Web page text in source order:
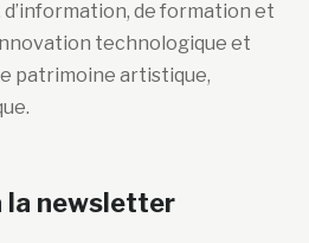
de formation et
technologique et
patrimoine artistique,
la newsletter